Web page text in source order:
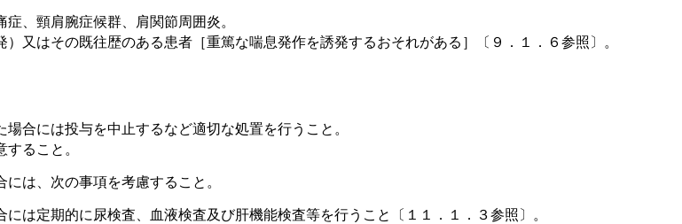
又はその既往歴のある患者［重篤な喘息発作を誘発するおそれがある］〔９．１．６参照〕。
ること。
は、次の事項を考慮すること。
は定期的に尿検査、血液検査及び肝機能検査等を行うこと〔１１．１．３参照〕。
、頸肩腕症候群、肩関節周囲炎。
合には投与を中止するなど適切な処置を行うこと。